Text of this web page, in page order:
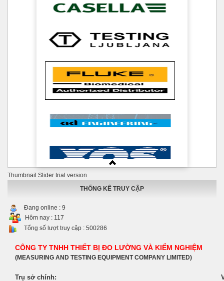
Thumbnail Slider trial version
THỐNG KÊ TRUY CẬP
Đang online : 9
Hôm nay : 117
Tổng số lượt truy cập : 500286
CÔNG TY TNHH THIẾT BỊ ĐO LƯỜNG VÀ KIỂM NGHIỆM
(MEASURING AND TESTING EQUIPMENT COMPANY LIMITED)
Trụ sở chính: